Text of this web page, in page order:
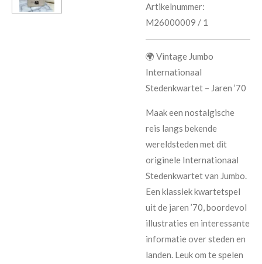
Artikelnummer:
M26000009 / 1
🌍 Vintage Jumbo
Internationaal
Stedenkwartet – Jaren ’70
Maak een nostalgische
reis langs bekende
wereldsteden met dit
originele Internationaal
Stedenkwartetvan Jumbo.
Een klassiek kwartetspel
uit de jaren ’70, boordevol
illustraties en interessante
informatie over steden en
landen. Leuk om te spelen